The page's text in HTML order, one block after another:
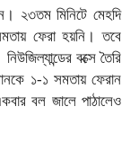
২৩তম মিনিটে মেহদি
ফেরা হয়নি। তবে
বক্সে তৈরি
১-১ সমতায় ফেরান
বল জালে পাঠালেও